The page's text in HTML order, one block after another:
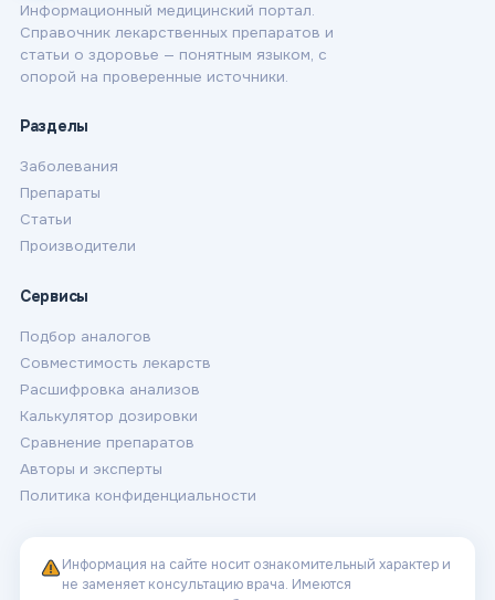
Информационный медицинский портал.
Справочник лекарственных препаратов и
статьи о здоровье — понятным языком, с
опорой на проверенные источники.
Разделы
Заболевания
Препараты
Статьи
Производители
Сервисы
Подбор аналогов
Совместимость лекарств
Расшифровка анализов
Калькулятор дозировки
Сравнение препаратов
Авторы и эксперты
Политика конфиденциальности
Информация на сайте носит ознакомительный характер и
не заменяет консультацию врача. Имеются